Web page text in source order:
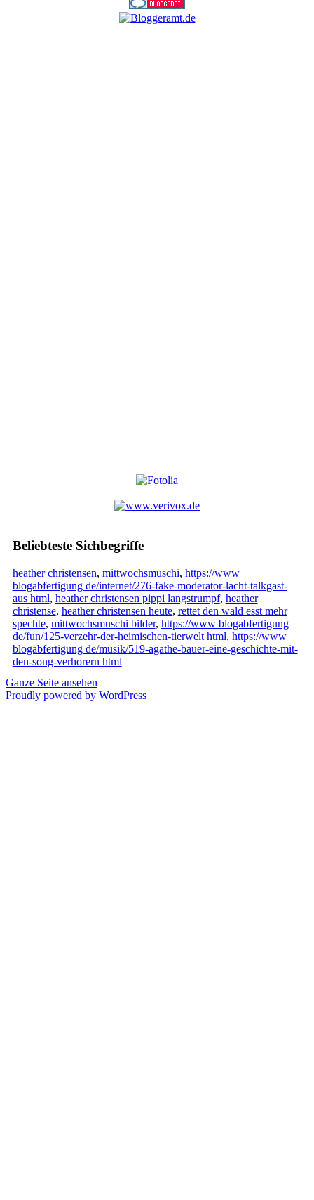
Beliebteste Sichbegriffe
heather christensen, mittwochsmuschi, https://www
blogabfertigung de/internet/276-fake-moderator-lacht-talkgast-
aus html, heather christensen pippi langstrumpf, heather
christense, heather christensen heute, rettet den wald esst mehr
spechte, mittwochsmuschi bilder, https://www blogabfertigung
de/fun/125-verzehr-der-heimischen-tierwelt html, https://www
blogabfertigung de/musik/519-agathe-bauer-eine-geschichte-mit-
den-song-verhorern html
Ganze Seite ansehen
Proudly powered by WordPress